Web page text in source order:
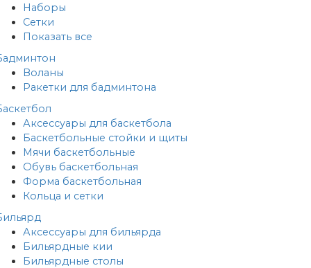
Наборы
Сетки
Показать все
Воланы
Ракетки для бадминтона
Аксессуары для баскетбола
Баскетбольные стойки и щиты
Мячи баскетбольные
Обувь баскетбольная
Форма баскетбольная
Кольца и сетки
Аксессуары для бильярда
Бильярдные кии
Бильярдные столы